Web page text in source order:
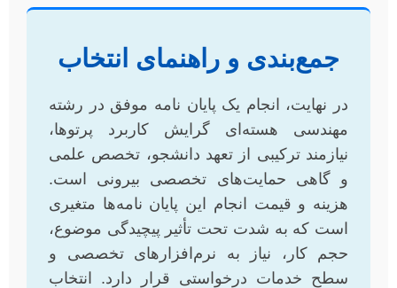
جمع‌بندی و راهنمای انتخاب
در نهایت، انجام یک پایان نامه موفق در رشته
مهندسی هسته‌ای گرایش کاربرد پرتوها،
نیازمند ترکیبی از تعهد دانشجو، تخصص علمی
و گاهی حمایت‌های تخصصی بیرونی است.
هزینه و قیمت انجام این پایان نامه‌ها متغیری
است که به شدت تحت تأثیر پیچیدگی موضوع،
حجم کار، نیاز به نرم‌افزارهای تخصصی و
سطح خدمات درخواستی قرار دارد. انتخاب